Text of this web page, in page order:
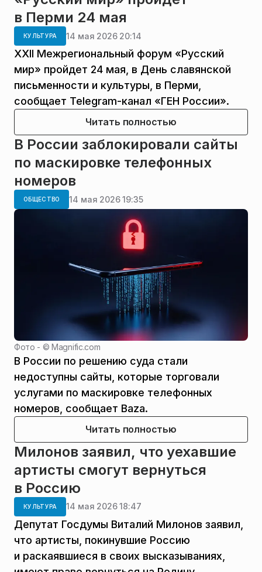
в Перми 24 мая
КУЛЬТУРА 14 мая 2026 20:14
XXII Межрегиональный форум «Русский
мир» пройдет 24 мая, в День славянской
письменности и культуры, в Перми,
сообщает Telegram-канал «ГЕН России».
Читать полностью
В России заблокировали сайты
по маскировке телефонных
номеров
ОБЩЕСТВО 14 мая 2026 19:35
Фото - ©Magnific.com
В России по решению суда стали
недоступны сайты, которые торговали
услугами по маскировке телефонных
номеров, сообщает Baza.
Читать полностью
Милонов заявил, что уехавшие
артисты смогут вернуться
в Россию
КУЛЬТУРА 14 мая 2026 18:47
Депутат Госдумы Виталий Милонов заявил,
что артисты, покинувшие Россию
и раскаявшиеся в своих высказываниях,